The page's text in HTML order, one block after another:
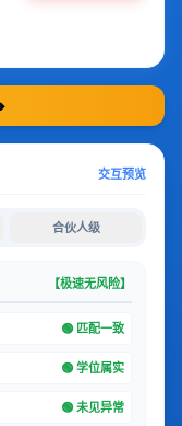
交互预览
合伙人级
【极速无风险】
🟢 匹配一致
🟢 学位属实
🟢 未见异常